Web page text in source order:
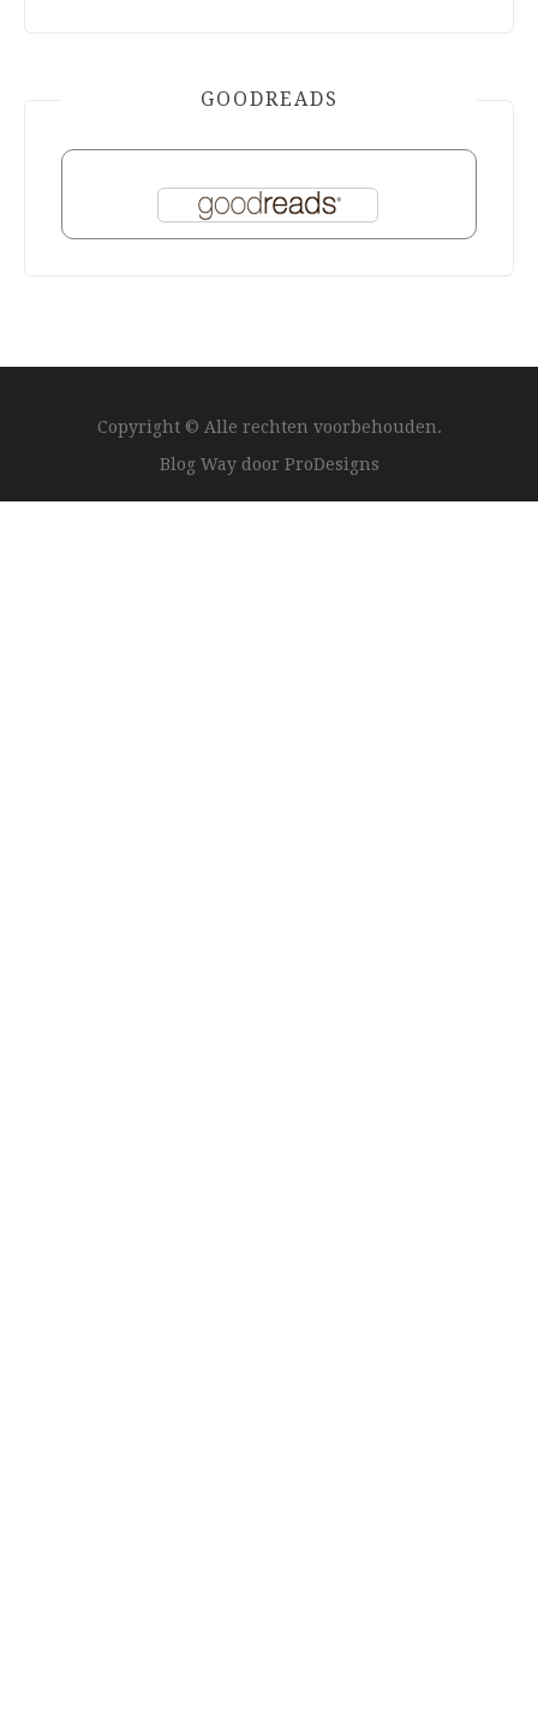
GOODREADS
Copyright © Alle rechten voorbehouden.
Blog Way door ProDesigns